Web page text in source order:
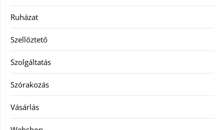
Ruházat
Szellőztető
Szolgáltatás
Szórakozás
Vásárlás